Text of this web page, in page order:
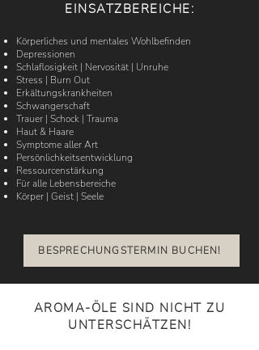
EINSATZBEREICHE:
Körperliches und mentales Wohlbefinden
Depressionen
Schlaflosigkeit | Nervosität | Unruhe
Stress | Burn Out
Erkältungskrankheiten
Schwangerschaft
Trauer | Schock | Trauma
Haut & Haare
Symptome aller Art
Persönlichkeitsentwicklung
Ressourcenstärkung
Für alle Lebensbereiche
Körper | Geist | Seele
BESPRECHUNGSTERMIN BUCHEN!
AROMA-ÖLE SIND NICHT ZU
UNTERSCHÄTZEN!